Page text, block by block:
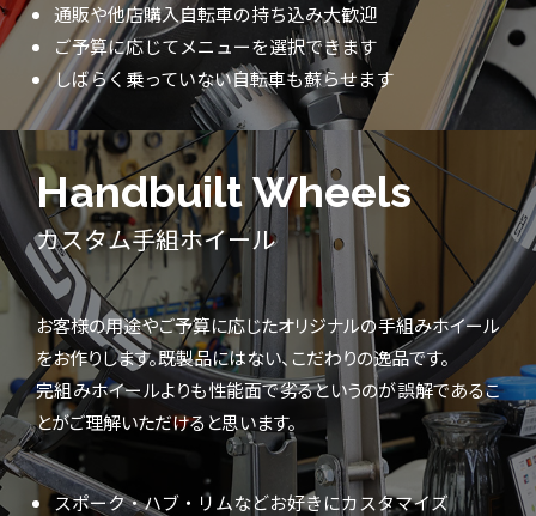
通販や他店購入自転車の持ち込み大歓迎
ご予算に応じてメニューを選択できます
しばらく乗っていない自転車も蘇らせます
Handbuilt Wheels
カスタム手組ホイール
お客様の用途やご予算に応じたオリジナルの手組みホイール
をお作りします。既製品にはない、こだわりの逸品です。
完組みホイールよりも性能面で劣るというのが誤解であるこ
とがご理解いただけると思います。
スポーク・ハブ・リムなどお好きにカスタマイズ